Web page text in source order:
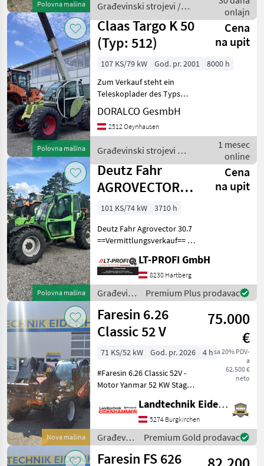
Polovna mašina
Hydrostat K
Građevinski strojevi /
Bobcat
onlajn
Polovna mašina
Claas Targo K 50
(Typ: 512)
Cena
na upit
107 KS/79 kW God. pr. 2001
8000 h
Zum Verkauf steht ein
Teleskoplader des Typs
Claas Targo K 50 aus dem
Baujahr 2001. Die Maschine
wurde von Caterpillar (UK)
auf bewährter
DORALCO GesmbH
2512 Oeynhausen
Građevinski strojevi /
Claas
1 mesec
online
Polovna mašina
Deutz Fahr
AGROVECTOR
30,7
Cena
na upit
101 KS/74 kW
3710 h
Deutz Fahr Agrovector 30.7
==Vermittlungsverkauf== -
einsatzbereit Maschine zu
besichtigen bei #LT-Profi
GmbH
#LandtechnikFürProfis
LT-PROFI GmbH
8230 Hartberg
Građevinski
strojevi /
Deutz
Fahr
Premium Plus prodavac
Nova mašina
Faresin 6.26
Classic 52 V
75.000
€
sa 20% PDV-
a
62.500 €
neto
71 KS/52 kW God. pr. 2026
4 h
#Faresin 6.26 Classic 52V -
Motor Yanmar 52 KW Stage
30 km/h -Euroaufnahme
mit Schnellwechselsystem -
Lasthaken drehbar -man.
Ventilbl
Landtechnik Eidenhammer GmbH
5274 Burgkirchen
Građevinski
strojevi /
Faresin
Premium Gold prodavac
Faresin FS 626